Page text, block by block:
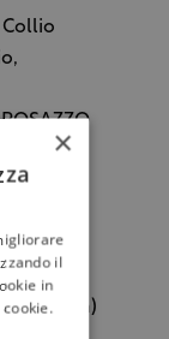
Collio
di
croatina)
×
il
in